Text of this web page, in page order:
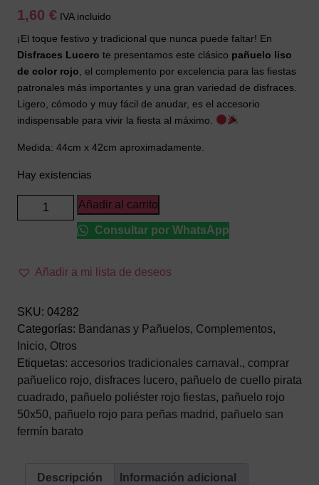
1,60 € IVA incluido
¡El toque festivo y tradicional que nunca puede faltar! En
Disfraces Lucero te presentamos este clásico pañuelo liso
de color rojo , el complemento por excelencia para las fiestas
patronales más importantes y una gran variedad de disfraces.
Ligero, cómodo y muy fácil de anudar, es el accesorio
indispensable para vivir la fiesta al máximo.
Medida: 44cm x 42cm aproximadamente.
Hay existencias
Pañuelo
Liso
Cuello
Accesorio
Tradicional
para
Fiestas
Populares
y
Disfraces
(50x50
Añadir al carrito
Consultar por WhatsApp
Añadir a mi lista de deseos
SKU: 04282
Categorías: Bandanas y Pañuelos, Complementos,
Inicio, Otros
Etiquetas: accesorios tradicionales carnaval., comprar
pañuelico rojo, disfraces lucero, pañuelo de cuello pirata
cuadrado, pañuelo poliéster rojo fiestas, pañuelo rojo
50x50, pañuelo rojo para peñas madrid , pañuelo san
fermín barato
Descripción Información adicional